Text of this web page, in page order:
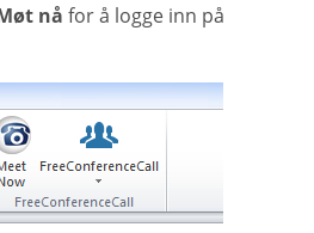
nå for å logge inn på